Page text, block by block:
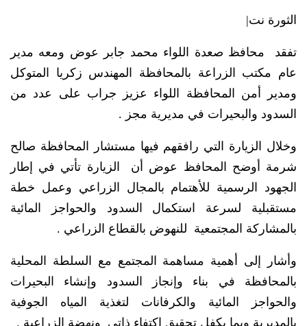
الثورة نت|
تفقد محافظ صعدة اللواء محمد جابر عوض ومعه مدير
عام مكتب الزراعة بالمحافظة المهندس زكريا المتوكل
ومدير أمن المحافظة اللواء عزيز جراب على عدد من
السدود والبحيرات في مديرية مجز .
وخلال الزيارة التي رافقهم فيها مستشار المحافظة صالح
شرمة أوضح المحافظ عوض أن الزيارة تأتي في إطار
الجهود الرسمية للأهتمام بالمجال الزراعي وعمل خطة
مستقبلية لسرعة استكمال السدود والحواجز المائية
بالمشاركة المجتمعية للنهوض بالقطاع الزراعي .
وأشار إلى أهمية مساهمة المجتمع مع السلطة المحلية
بالمحافظة في بناء وإنجاز السدود وإنشاء البحيرات
والحواجز المائية والكرفانات لتغذية المياه الجوفية
بالمديرية وبما يكفل تحقيق اكتفاء ذاتي ونهضة الزراعية .